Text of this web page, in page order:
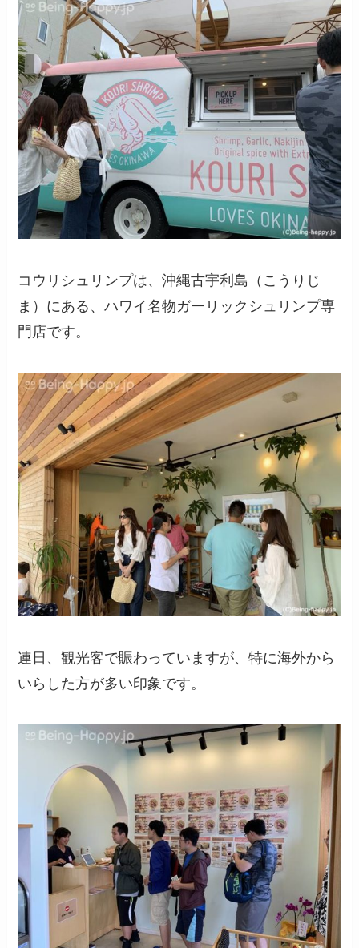
コウリシュリンプは、沖縄古宇利島（こうりじ
ま）にある、ハワイ名物ガーリックシュリンプ専
門店です。
連日、観光客で賑わっていますが、特に海外から
いらした方が多い印象です。